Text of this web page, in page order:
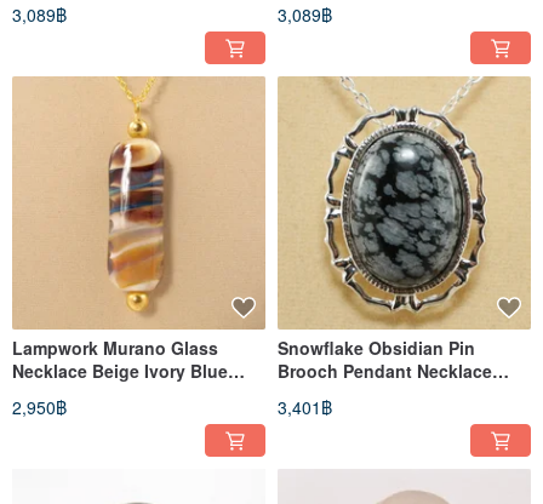
Jewelry
3,089฿ 3,089฿
Lampwork Murano Glass
Necklace Beige Ivory Blue
Jewelry
2,950฿
Snowflake Obsidian Pin
Brooch Pendant Necklace
Jewelry
3,401฿